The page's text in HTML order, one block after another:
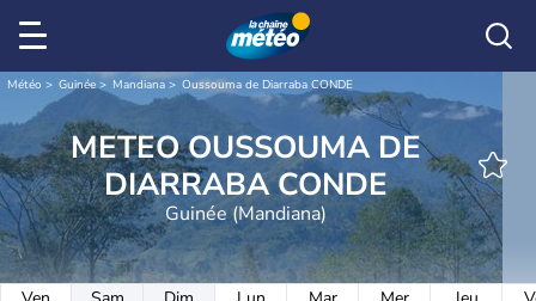
Météo Guinée Mandiana Oussouma de Diarraba CONDE
METEO OUSSOUMA DE
DIARRABA CONDE
Guinée (Mandiana)